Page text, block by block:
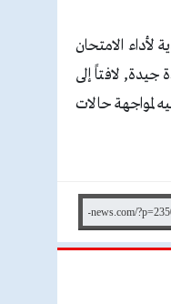
لأداء الامتحان
جيدة, لافتاً إلى
لمواجهة حالات